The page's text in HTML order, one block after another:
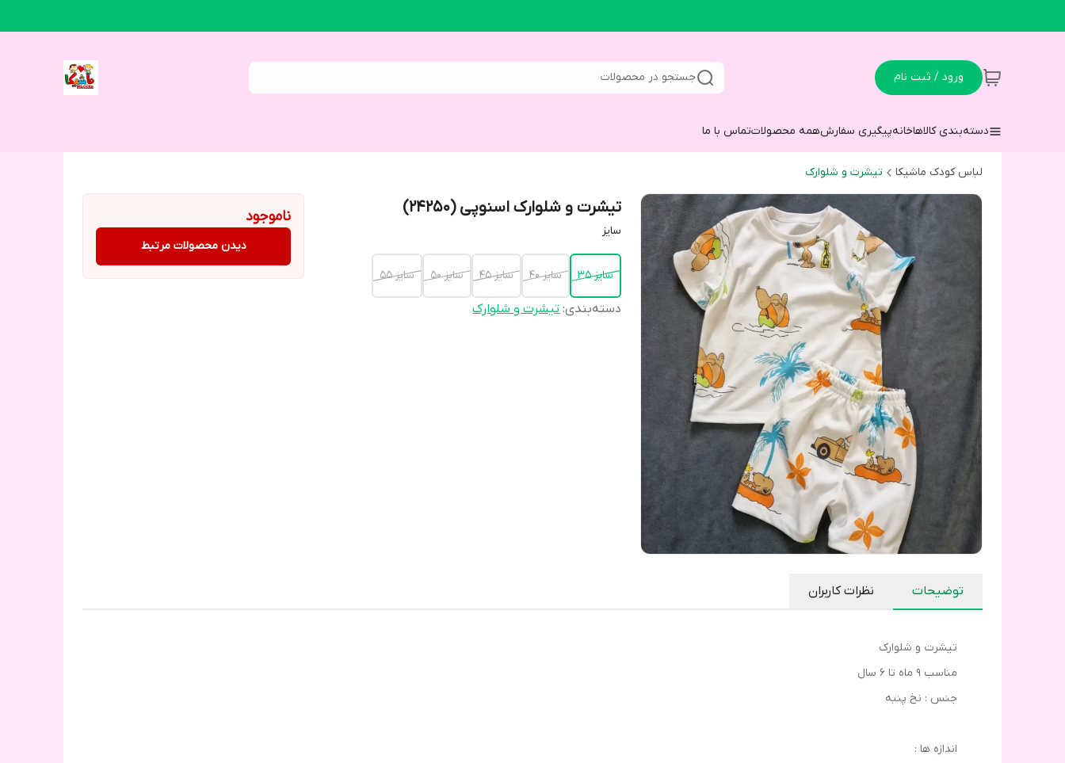
ورود / ثبت نام جستجو در محصولات
دسته‌بندی کالاهاخانهپیگیری سفارشهمه محصولاتتماس با ما
لباس کودک ماشیکا تیشرت و شلوارک
تیشرت و شلوارک اسنوپی (24250)
سایز
سایز 35 سایز 40 سایز 45 سایز 50 سایز 55
دسته‌بندی:تیشرت و شلوارک
ناموجود
دیدن محصولات مرتبط
توضیحات نظرات کاربران
تیشرت و شلوارک
مناسب ۹ ماه تا ۶ سال
جنس : نخ پنبه
اندازه ها :